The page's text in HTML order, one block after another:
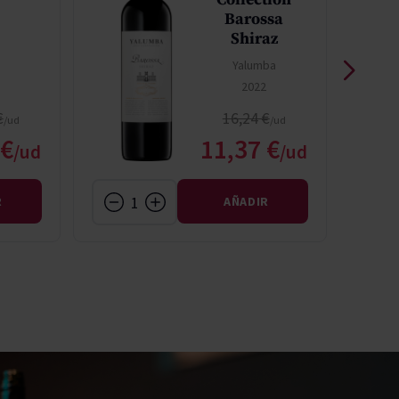
Barossa
Shiraz
Yalumba
2022
Precio especial
11,37 €
Precio normal
16,24 €
AÑADIR